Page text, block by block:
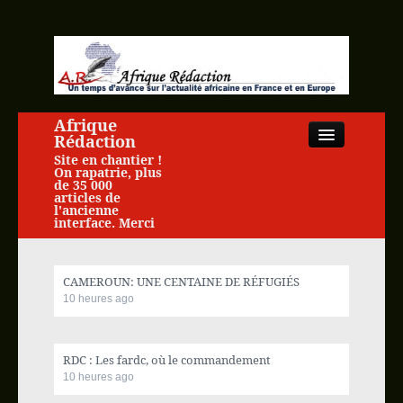
Afrique
Rédaction
Site en chantier !
On rapatrie, plus
de 35 000
articles de
l'ancienne
interface. Merci
Actualité africaine
CAMEROUN: UNE CENTAINE DE RÉFUGIÉS
10 heures ago
RDC : Les fardc, où le commandement
10 heures ago